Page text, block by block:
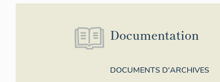
plastiques du
principaux de la
artistique
Documentation
DOCUMENTS D'ARCHIVES